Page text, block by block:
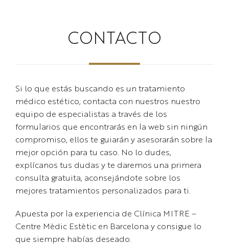
CONTACTO
Si lo que estás buscando es un tratamiento
médico estético, contacta con nuestros nuestro
equipo de especialistas a través de los
formularios que encontrarás en la web sin ningún
compromiso, ellos te guiarán y asesorarán sobre la
mejor opción para tu caso. No lo dudes,
explícanos tus dudas y te daremos una primera
consulta gratuita, aconsejándote sobre los
mejores tratamientos personalizados para ti.
Apuesta por la experiencia de Clínica MITRE –
Centre Mèdic Estètic en Barcelona y consigue lo
que siempre habías deseado.